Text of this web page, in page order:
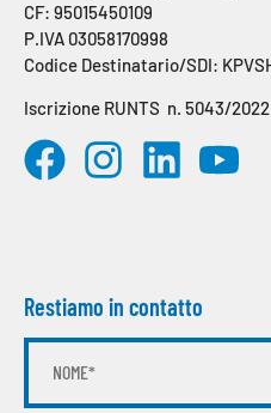
CF: 95015450109
P.IVA 03058170998
Codice Destinatario/SDI:
Iscrizione RUNTS n. 5043/2022
Restiamo in contatto